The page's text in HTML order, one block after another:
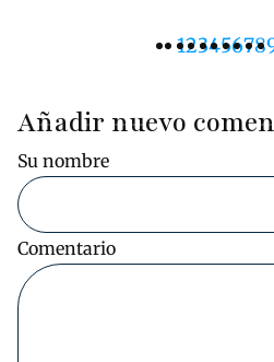
Página
1Pàgina
2Pàgina
3Pàgina
45678
Añadir nuevo
Su nombre
Comentario